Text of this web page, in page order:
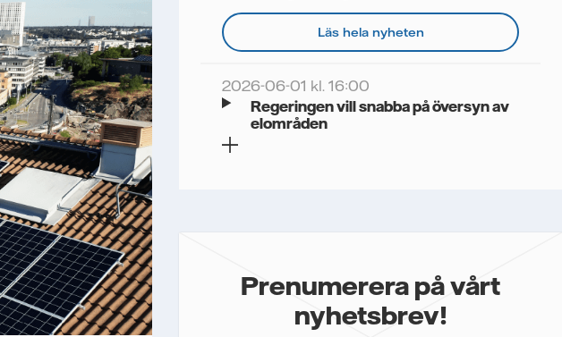
Läs hela nyheten
2026-06-01 kl. 16:00
Regeringen vill snabba på översyn av
elområden
Prenumerera på vårt
nyhetsbrev!